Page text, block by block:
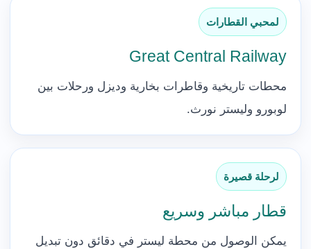
لمحبي القطارات
Great Central Railway
محطات تاريخية وقاطرات بخارية وديزل ورحلات بين
لوبورو وليستر نورث.
لرحلة قصيرة
قطار مباشر وسريع
يمكن الوصول من محطة ليستر في دقائق دون تبديل